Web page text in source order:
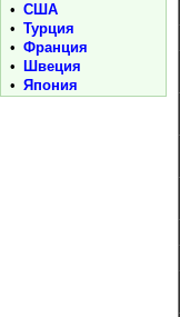
• США
• Турция
• Франция
•
Швеция
• Япония